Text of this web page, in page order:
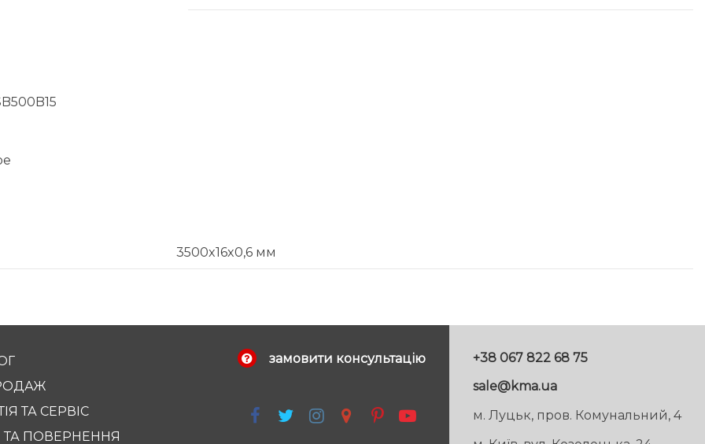
3500x16x0,6 мм
ТА СЕРВІС
ТА ПОВЕРНЕННЯ
замовити консультацію
+38 067 822 68 75
sale@kma.ua
м. Луцьк, пров. Комунальний, 4